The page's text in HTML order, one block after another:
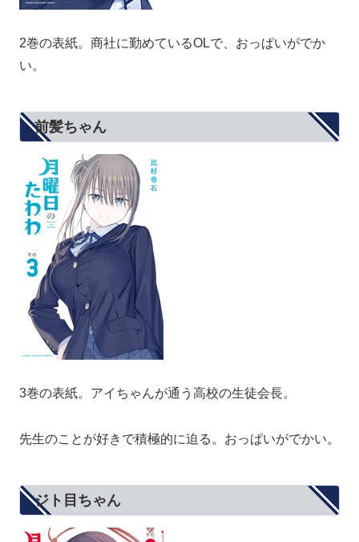
2巻の表紙。商社に勤めているOLで、おっぱいがでか
い。
前髪ちゃん
3巻の表紙。アイちゃんが通う高校の生徒会長。
先生のことが好きで積極的に迫る。おっぱいがでかい。
ジト目ちゃん